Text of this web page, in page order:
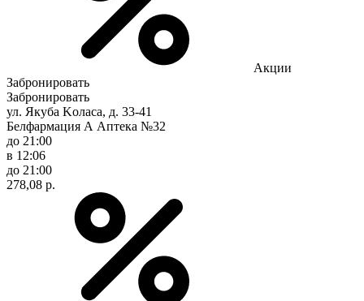
Акции
Забронировать
Забронировать
ул. Якуба Koлaca, д. 33-41
Белфармация А Аптека №32
до 21:00
в 12:06
до 21:00
278,08 р.